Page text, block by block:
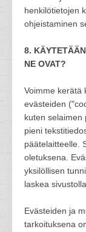
henkilötietojen
ohjeistaminen
8.
NE OVAT?
Voimme kerätä
evästeiden
kuten selaimen
pieni
päätelaitteelle.
oletuksena.
yksilöllisen
laskea
Evästeiden ja
tarkoituksena